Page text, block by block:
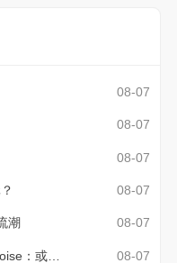
08-07
08-07
08-07
08-07
08-07
潮
08-07
地缘局势解读：WTI 75美元，Tortoise：或至70美元